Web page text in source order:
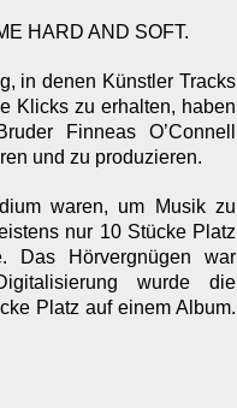
HARD AND SOFT.
in denen Künstler Tracks
Klicks zu erhalten, haben
Finneas O’Connell
und zu produzieren.
waren, um Musik zu
nur 10 Stücke Platz
Hörvergnügen war
wurde die
Platz auf einem Album.